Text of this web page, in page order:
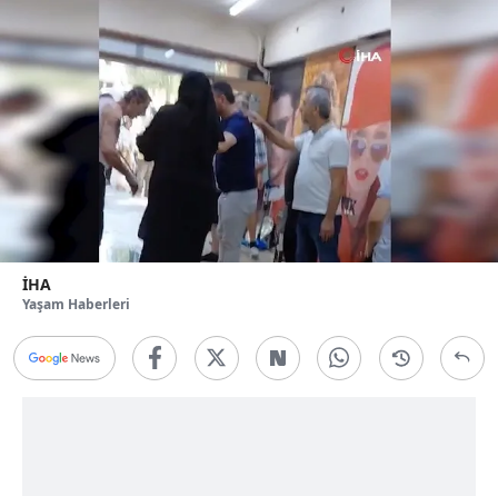
İHA
Yaşam Haberleri